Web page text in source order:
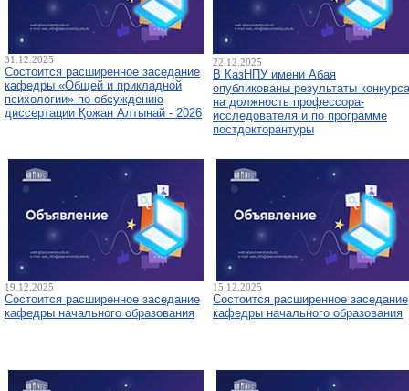
31.12.2025
Состоится расширенное заседание
кафедры «Общей и прикладной
психологии» по обсуждению
диссертации Қожан Алтынай - 2026
22.12.2025
В КазНПУ имени Абая
опубликованы результаты конкурса
на должность профессора-
исследователя и по программе
постдокторантуры
19.12.2025
Состоится расширенное заседание
кафедры начального образования
15.12.2025
Состоится расширенное заседание
кафедры начального образования